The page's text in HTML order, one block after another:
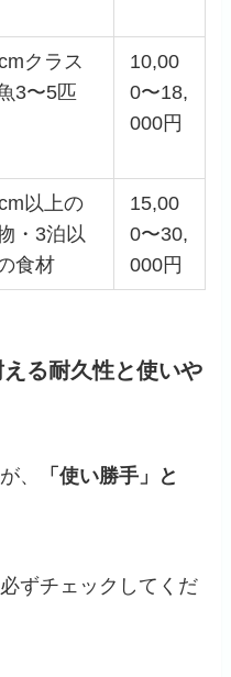
クラス
3〜5匹
10,00
0〜18,
000円
以上の
・3泊以
食材
15,00
0〜30,
000円
る耐久性と使いや
、
「使い勝手」と
ずチェックしてくだ